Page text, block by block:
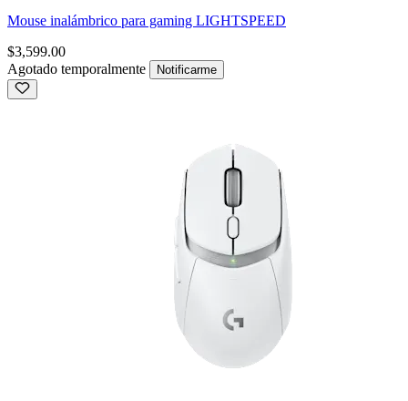
Mouse inalámbrico para gaming LIGHTSPEED
$3,599.00
Agotado temporalmente
Notificarme